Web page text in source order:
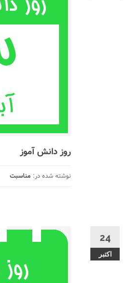
روز دانش آموز
نوشته شده در:مناسبت
24
اکتبر